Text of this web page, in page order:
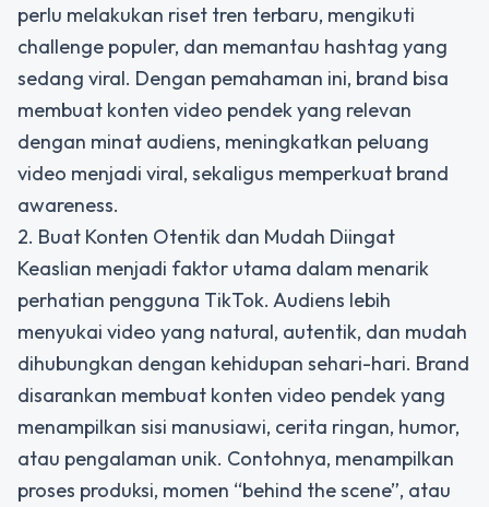
perlu melakukan riset tren terbaru, mengikuti
challenge populer, dan memantau hashtag yang
sedang viral. Dengan pemahaman ini, brand bisa
membuat konten video pendek yang relevan
dengan minat audiens, meningkatkan peluang
video menjadi viral, sekaligus memperkuat brand
awareness.
2. Buat Konten Otentik dan Mudah Diingat
Keaslian menjadi faktor utama dalam menarik
perhatian pengguna TikTok. Audiens lebih
menyukai video yang natural, autentik, dan mudah
dihubungkan dengan kehidupan sehari-hari. Brand
disarankan membuat konten video pendek yang
menampilkan sisi manusiawi, cerita ringan, humor,
atau pengalaman unik. Contohnya, menampilkan
proses produksi, momen “behind the scene”, atau